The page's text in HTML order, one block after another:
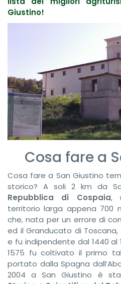
Giustino!
Cosa fare a
Cosa fare a San Giustino
storico? A soli 2 km da
Repubblica di Cospaia,
territorio larga appena 700
che, nata per un errore di
ed il Granducato di Toscana,
e fu indipendente dal 1440 al
1575 fu coltivato il primo
portato dalla Spagna
2004 a San Giustino è